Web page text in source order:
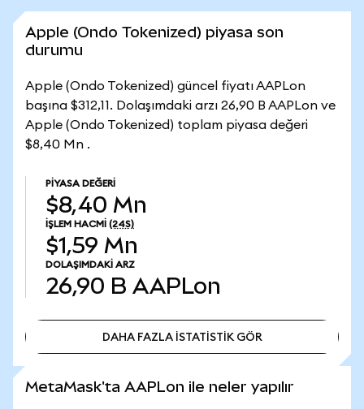
Apple (Ondo Tokenized) piyasa son
durumu
Apple (Ondo Tokenized) güncel fiyatı AAPLon
başına $312,11. Dolaşımdaki arzı 26,90 B AAPLon ve
Apple (Ondo Tokenized) toplam piyasa değeri
$8,40 Mn .
PIYASA DEĞERI
$8,40 Mn
İŞLEM HACMI (24S)
$1,59 Mn
DOLAŞIMDAKI ARZ
26,90 B AAPLon
DAHA FAZLA İSTATİSTİK GÖR
MetaMask'ta AAPLon ile neler yapılır